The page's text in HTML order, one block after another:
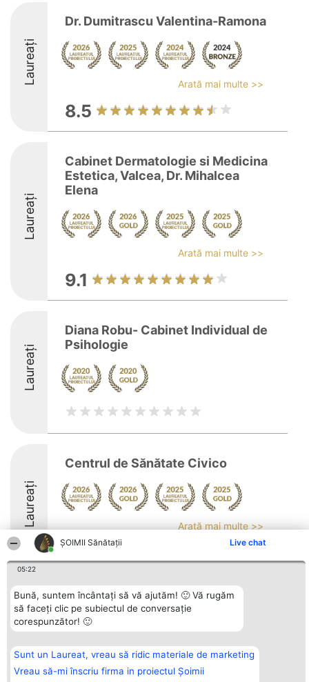
ŞOIMII Sănătații Live chat
05:22
Bună, suntem încântați să vă ajutăm! 🙂 Vă rugăm
să faceți clic pe subiectul de conversație
corespunzător! 🙂
Sunt un Laureat, vreau să ridic materiale de marketing
Vreau să-mi înscriu firma in proiectul Șoimii
Laureați
Dr. Dumitrascu Valentina-Ramona
Arată mai multe >>
8.5
Laureați
Cabinet Dermatologie si Medicina
Estetica, Valcea, Dr. Mihalcea
Elena
Arată mai multe >>
9.1
Laureați
Diana Robu- Cabinet Individual de
Psihologie
Laureați
Centrul de Sănătate Civico
Arată mai multe >>
9.9
Organizator Ranking
BRIGHT SOLUTIONS BR SRL
Aleea Timisul De Sus 2 Bl. A30
Sc. A Et. 4 Ap. 13 Cod 061952
CUI 36737675
Plebiscyt
Câștigătorii
Laureaților
Statut
confidențialitate
Contact